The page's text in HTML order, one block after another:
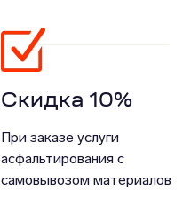
Скидка 10%
При заказе услуги
асфальтирования с
самовывозом материалов